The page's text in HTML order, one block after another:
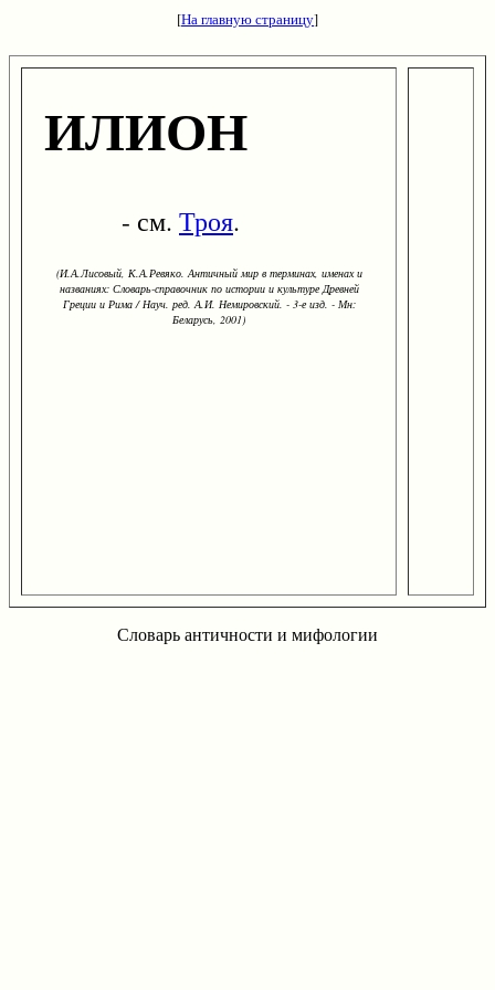
[На главную страницу]
ИЛИОН
- см. Троя.
(И.А.Лисовый, К.А.Ревяко. Античный мир в терминах, именах и
названиях: Словарь-справочник по истории и культуре Древней
Греции и Рима / Науч. ред. А.И. Немировский. - 3-е изд. - Мн:
Беларусь, 2001)
Словарь античности и мифологии